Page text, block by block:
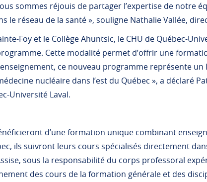
sommes réjouis de partager l’expertise de notre
réseau de la santé », souligne Nathalie Vallée,
Foy et le Collège Ahuntsic, le CHU de Québec-
Cette modalité permet d’offrir une
ce nouveau programme représente
nucléaire dans l’est du Québec », a déclaré
Université Laval.
d’une formation unique combinant
ils suivront leurs cours spécialisés directement
sous la responsabilité du corps professoral
des cours de la formation générale et des